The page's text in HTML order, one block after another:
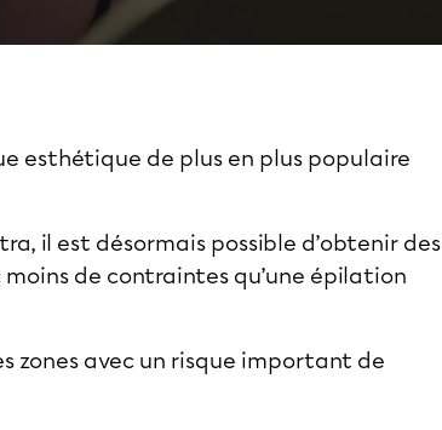
esthétique de plus en plus populaire
il est désormais possible d’obtenir des
de contraintes qu’une épilation
zones avec un risque important de